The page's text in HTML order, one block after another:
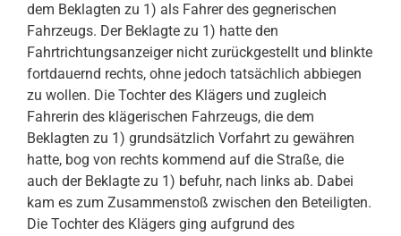
dem Beklagten zu 1) als Fahrer des gegnerischen
Fahrzeugs. Der Beklagte zu 1) hatte den
Fahrtrichtungsanzeiger nicht zurückgestellt und blinkte
fortdauernd rechts, ohne jedoch tatsächlich abbiegen
zu wollen. Die Tochter des Klägers und zugleich
Fahrerin des klägerischen Fahrzeugs, die dem
Beklagten zu 1) grundsätzlich Vorfahrt zu gewähren
hatte, bog von rechts kommend auf die Straße, die
auch der Beklagte zu 1) befuhr, nach links ab. Dabei
kam es zum Zusammenstoß zwischen den Beteiligten.
Die Tochter des Klägers ging aufgrund des